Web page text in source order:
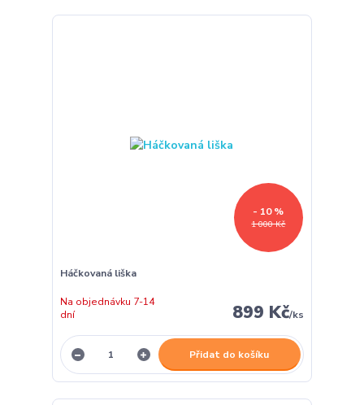
1 000 Kč
- 10 %
Háčkovaná liška
899 Kč/ks
Na objednávku 7-14
dní
Přidat do košíku